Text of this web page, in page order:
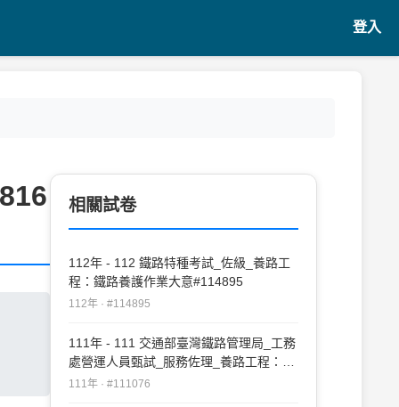
登入
相關試卷
112年 - 112 鐵路特種考試_佐級_養路工
程：鐵路養護作業大意#114895
112年 · #114895
111年 - 111 交通部臺灣鐵路管理局_工務
處營運人員甄試_服務佐理_養路工程：鐵
路工程及鐵路養護作業大意#111076
111年 · #111076